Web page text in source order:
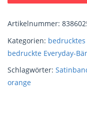
Artikelnummer:
Kategorien:
bedruckte Everyday-
Schlagwörter:
orange